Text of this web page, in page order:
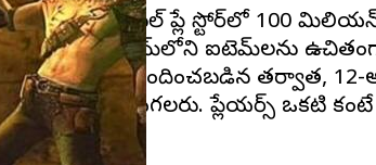
ఈమధ్యే గూగుల్ ప్లే స్టోర్‌లో 100
దీనివల్ల గేమ్‌లోని ఐటెమ్‌లను
. ఒకసారి రూపొందించబడిన తర్వాత,
చేయగలరు. ప్లేయర్స్ ఒకటి కంటే